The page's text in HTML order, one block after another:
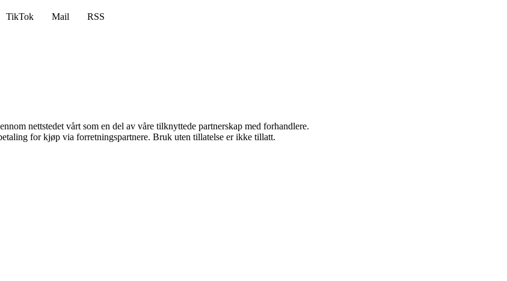
TikTok Mail
RSS
nettstedet vårt som en del av våre tilknyttede partnerskap med forhandlere.
for kjøp via forretningspartnere. Bruk uten tillatelse er ikke tillatt.